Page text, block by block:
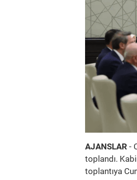
AJANSLAR -
toplandı.
toplantıya